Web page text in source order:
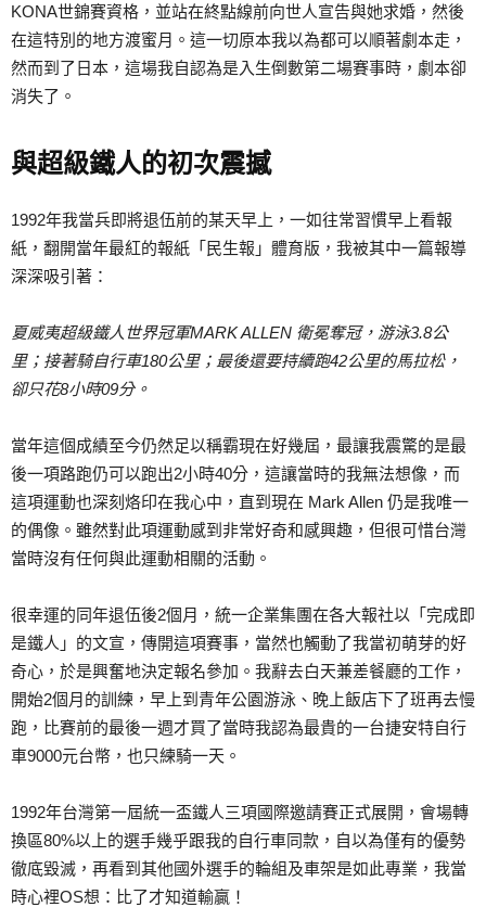
KONA世錦賽資格，並站在終點線前向世人宣告與她求婚，然後
在這特別的地方渡蜜月。這一切原本我以為都可以順著劇本走，
然而到了日本，這場我自認為是入生倒數第二場賽事時，劇本卻
消失了。
與超級鐵人的初次震撼
1992年我當兵即將退伍前的某天早上，一如往常習慣早上看報
紙，翻開當年最紅的報紙「民生報」體育版，我被其中一篇報導
深深吸引著：
夏威夷超級鐵人世界冠軍MARK ALLEN 衛冕奪冠，游泳3.8公
里；接著騎自行車180公里；最後還要持續跑42公里的馬拉松，
卻只花8小時09分。
當年這個成績至今仍然足以稱霸現在好幾屆，最讓我震驚的是最
後一項路跑仍可以跑出2小時40分，這讓當時的我無法想像，而
這項運動也深刻烙印在我心中，直到現在 Mark Allen 仍是我唯一
的偶像。雖然對此項運動感到非常好奇和感興趣，但很可惜台灣
當時沒有任何與此運動相關的活動。
很幸運的同年退伍後2個月，統一企業集團在各大報社以「完成即
是鐵人」的文宣，傳開這項賽事，當然也觸動了我當初萌芽的好
奇心，於是興奮地決定報名參加。我辭去白天兼差餐廳的工作，
開始2個月的訓練，早上到青年公園游泳、晚上飯店下了班再去慢
跑，比賽前的最後一週才買了當時我認為最貴的一台捷安特自行
車9000元台幣，也只練騎一天。
1992年台灣第一屆統一盃鐵人三項國際邀請賽正式展開，會場轉
換區80%以上的選手幾乎跟我的自行車同款，自以為僅有的優勢
徹底毀滅，再看到其他國外選手的輪組及車架是如此專業，我當
時心裡OS想：比了才知道輸贏！